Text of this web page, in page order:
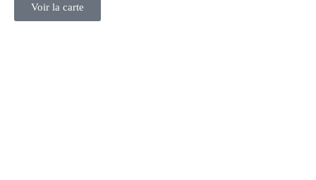
Voir la carte